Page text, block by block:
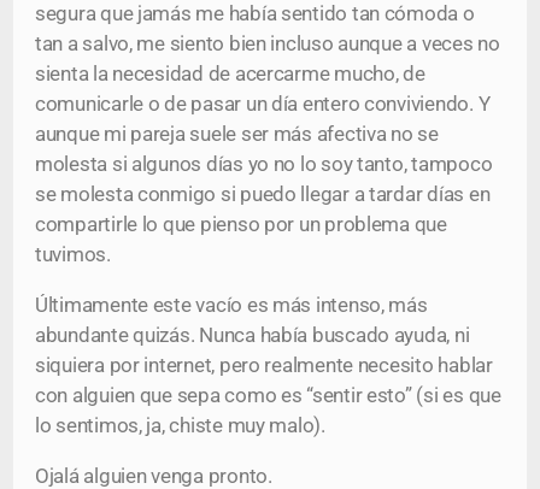
segura que jamás me había sentido tan cómoda o
tan a salvo, me siento bien incluso aunque a veces no
sienta la necesidad de acercarme mucho, de
comunicarle o de pasar un día entero conviviendo. Y
aunque mi pareja suele ser más afectiva no se
molesta si algunos días yo no lo soy tanto, tampoco
se molesta conmigo si puedo llegar a tardar días en
compartirle lo que pienso por un problema que
tuvimos.
Últimamente este vacío es más intenso, más
abundante quizás. Nunca había buscado ayuda, ni
siquiera por internet, pero realmente necesito hablar
con alguien que sepa como es “sentir esto” (si es que
lo sentimos, ja, chiste muy malo).
Ojalá alguien venga pronto.